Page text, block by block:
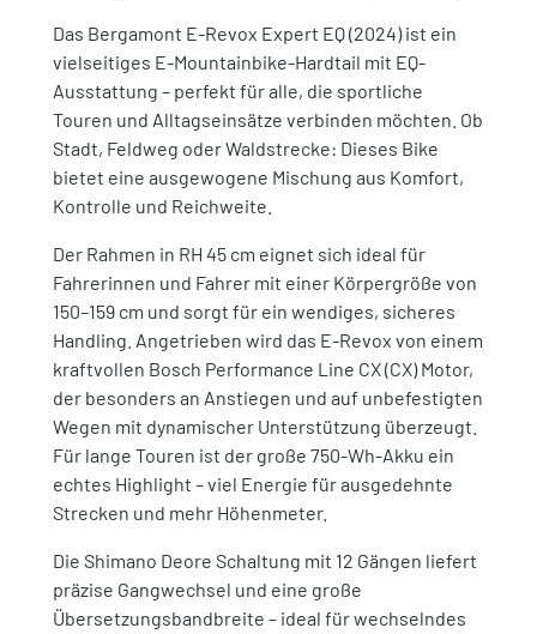
Das Bergamont E-Revox Expert EQ (2024) ist ein
vielseitiges E-Mountainbike-Hardtail mit EQ-
Ausstattung – perfekt für alle, die sportliche
Touren und Alltagseinsätze verbinden möchten. Ob
Stadt, Feldweg oder Waldstrecke: Dieses Bike
bietet eine ausgewogene Mischung aus Komfort,
Kontrolle und Reichweite.
Der Rahmen in RH 45 cm eignet sich ideal für
Fahrerinnen und Fahrer mit einer Körpergröße von
150–159 cm und sorgt für ein wendiges, sicheres
Handling. Angetrieben wird das E-Revox von einem
kraftvollen Bosch Performance Line CX (CX) Motor,
der besonders an Anstiegen und auf unbefestigten
Wegen mit dynamischer Unterstützung überzeugt.
Für lange Touren ist der große 750-Wh-Akku ein
echtes Highlight – viel Energie für ausgedehnte
Strecken und mehr Höhenmeter.
Die Shimano Deore Schaltung mit 12 Gängen liefert
präzise Gangwechsel und eine große
Übersetzungsbandbreite – ideal für wechselndes